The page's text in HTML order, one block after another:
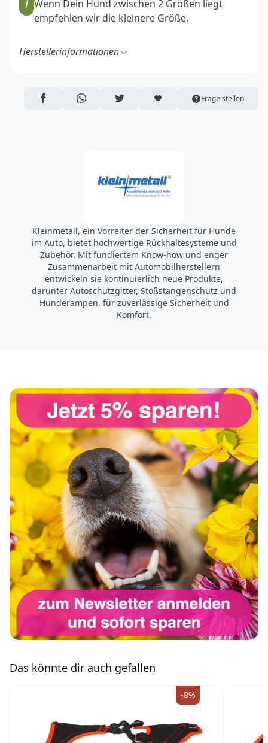
Wenn Dein Hund zwischen 2 Größen liegt
empfehlen wir die kleinere Größe.
Herstellerinformationen
63526 Erlensee
Deutschland
AUF FACEBOOK TEILEN
ÜBER WHATSAPP TEILEN
AUF TWITTER TEILENARTIKEL AUF DIE MERKLISTE
Frage stellen
Kleinmetall, ein Vorreiter der Sicherheit für Hunde
im Auto, bietet hochwertige Rückhaltesysteme und
Zubehör. Mit fundiertem Know-how und enger
Zusammenarbeit mit Automobilherstellern
entwickeln sie kontinuierlich neue Produkte,
darunter Autoschutzgitter, Stoßstangenschutz und
Hunderampen, für zuverlässige Sicherheit und
Komfort.
Das könnte dir auch gefallen
-8%